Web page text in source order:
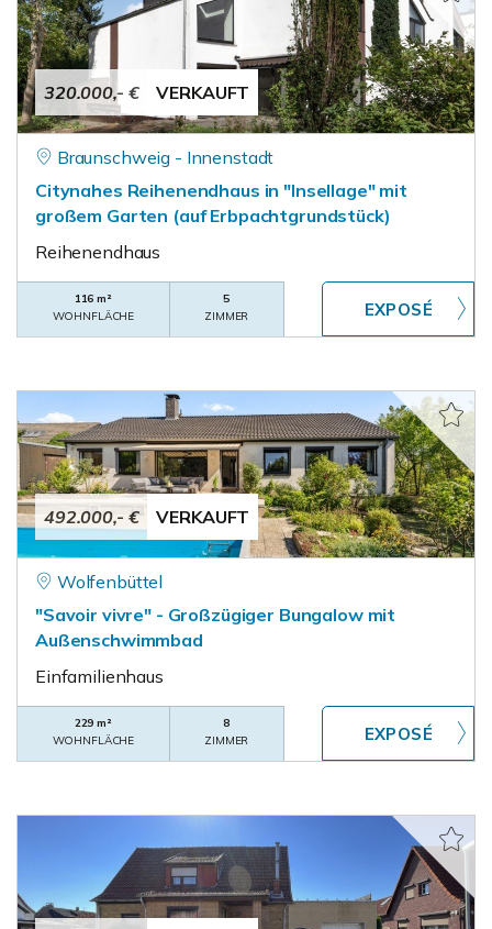
320.000,- € VERKAUFT
Braunschweig - Innenstadt
Citynahes Reihenendhaus in "Insellage" mit
großem Garten (auf Erbpachtgrundstück)
Reihenendhaus
116 m²
WOHNFLÄCHE
5
ZIMMER
492.000,- € VERKAUFT
Wolfenbüttel
"Savoir vivre" - Großzügiger Bungalow mit
Außenschwimmbad
Einfamilienhaus
229 m²
WOHNFLÄCHE
8
ZIMMER